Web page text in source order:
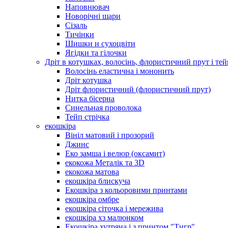
Наповнювач
Новорічні шари
Сізаль
Тичінки
Шишки и сухоцвіти
Ягідки та гілочки
Дріт в котушках, волосінь, флористичний прут і
Волосінь еластична і мононить
Дріт котушка
Дріт флористичний (флористичний прут)
Нитка бісерна
Синельная проволока
Тейп стрічка
екошкіра
Вініл матовий і прозорий
Джинс
Еко замша і велюр (оксамит)
екокожа Металік та 3D
екокожа матова
екошкіра блискуча
Екошкіра з кольоровими принтами
екошкіра омбре
екошкіра сіточка і мережива
екошкіра хз малюнком